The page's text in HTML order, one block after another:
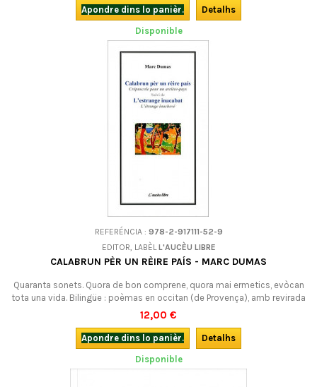
Apondre dins lo panièr.
Detalhs
Disponible
REFERÉNCIA : 978-2-917111-52-9
EDITOR, LABÈLL'AUCÈU LIBRE
CALABRUN PÈR UN RÈIRE PAÍS - MARC DUMAS
Quaranta sonets. Quora de bon comprene, quora mai ermetics, evòcan
tota una vida. Bilingüe : poèmas en occitan (de Provença), amb revirada
francesa.
12,00 €
Apondre dins lo panièr.
Detalhs
Disponible